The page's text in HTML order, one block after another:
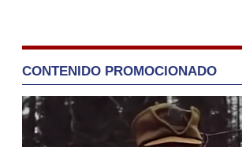
CONTENIDO PROMOCIONADO